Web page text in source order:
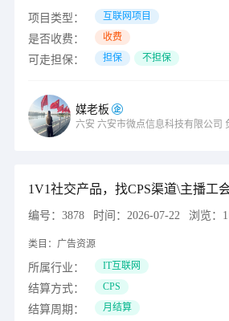
项目类型： 互联网项目
是否收费： 收费
可走担保： 担保 不担保
媒老板
六安 六安市微点信息科技有限公司
1V1社交产品，找CPS渠道\主播工
编号： 3878 时间： 2026-07-22 浏览：
类目： 广告资源
所属行业： IT互联网
结算方式： CPS
结算周期： 月结算